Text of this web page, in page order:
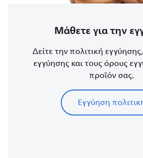
Μάθετε για την
Δείτε την πολιτική
εγγύησης και τους όρους
προϊόν σας.
Εγγύηση